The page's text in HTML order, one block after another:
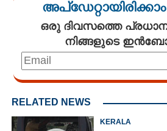
ഒരു ദിവസത്തെ
നിങ്ങളുടെ
RELATED NEWS
KERALA